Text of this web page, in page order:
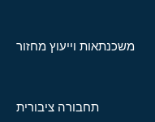
משכנתאות וייעוץ מחזור
תחבורה ציבורית